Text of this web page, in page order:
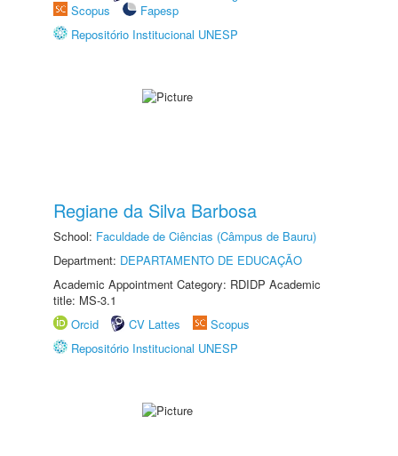
Scopus
Fapesp
Repositório Institucional UNESP
Regiane da Silva Barbosa
School: Faculdade de Ciências (Câmpus de Bauru)
Department: DEPARTAMENTO DE EDUCAÇÃO
Academic Appointment Category: RDIDP Academic
title: MS-3.1
Orcid
CV Lattes
Scopus
Repositório Institucional UNESP